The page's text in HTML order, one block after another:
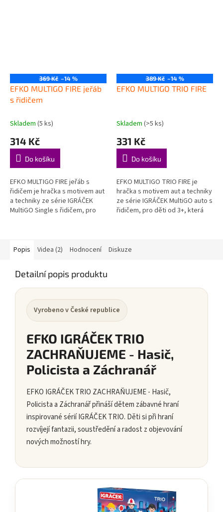
369 Kč –14 %
EFKO MULTIGO FIRE jeřáb
s řidičem
Skladem (5 ks)
314 Kč
Do košíku
EFKO MULTIGO FIRE jeřáb s
řidičem je hračka s motivem aut
a techniky ze série IGRÁČEK
MultiGO Single s řidičem, pro
389 Kč –14 %
EFKO MULTIGO TRIO FIRE
Skladem (>5 ks)
331 Kč
Do košíku
EFKO MULTIGO TRIO FIRE je
hračka s motivem aut a techniky
ze série IGRÁČEK MultiGO auto s
řidičem, pro děti od 3+, která
Popis Videa (2) Hodnocení Diskuze
Detailní popis produktu
Vyrobeno v České republice
EFKO IGRÁČEK TRIO
ZACHRAŇUJEME - Hasič,
Policista a Záchranář
EFKO IGRÁČEK TRIO ZACHRAŇUJEME - Hasič,
Policista a Záchranář přináší dětem zábavné hraní
inspirované sérií IGRÁČEK TRIO. Děti si při hraní
rozvíjejí fantazii, soustředění a radost z objevování
nových možností hry.